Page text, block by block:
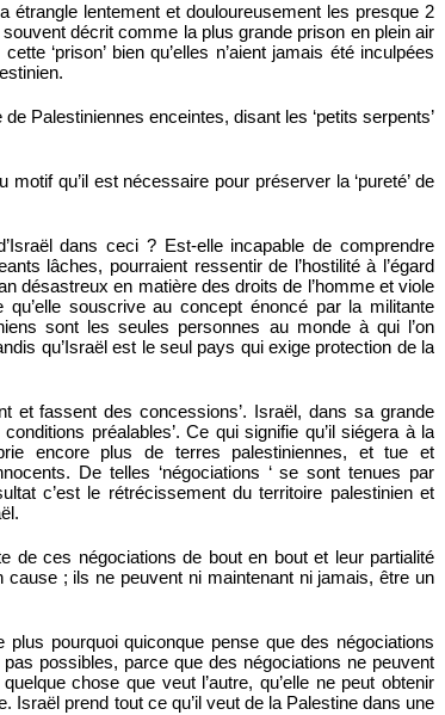
étrangle lentement et douloureusement les presque 2
décrit comme la plus grande prison en plein air
‘prison’ bien qu’elles n’aient jamais été inculpées
Palestiniennes enceintes, disant les ‘petits serpents’
qu’il est nécessaire pour préserver la ‘pureté’ de
dans ceci ? Est-elle incapable de comprendre
lâches, pourraient ressentir de l’hostilité à l’égard
désastreux en matière des droits de l’homme et viole
souscrive au concept énoncé par la militante
sont les seules personnes au monde à qui l’on
qu’Israël est le seul pays qui exige protection de la
et fassent des concessions’. Israël, dans sa grande
préalables’. Ce qui signifie qu’il siégera à la
encore plus de terres palestiniennes, et tue et
De telles ‘négociations ‘ se sont tenues par
c’est le rétrécissement du territoire palestinien et
de ces négociations de bout en bout et leur partialité
; ils ne peuvent ni maintenant ni jamais, être un
pourquoi quiconque pense que des négociations
possibles, parce que des négociations ne peuvent
chose que veut l’autre, qu’elle ne peut obtenir
Israël prend tout ce qu’il veut de la Palestine dans une